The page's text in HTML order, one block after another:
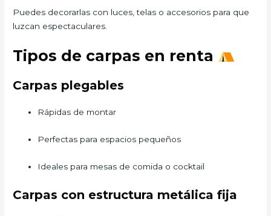
Puedes decorarlas con luces, telas o accesorios para que
luzcan espectaculares.
Tipos de carpas en renta
Carpas plegables
Rápidas de montar
Perfectas para espacios pequeños
Ideales para mesas de comida o cocktail
Carpas con estructura metálica fija